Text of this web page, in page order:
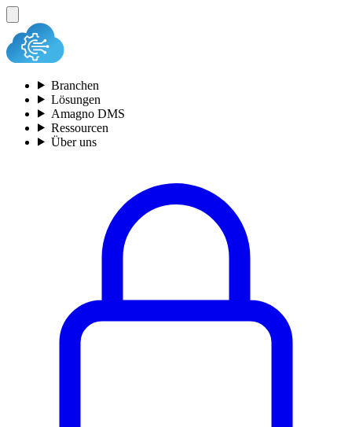
Branchen
Lösungen
Amagno DMS
Ressourcen
Über uns